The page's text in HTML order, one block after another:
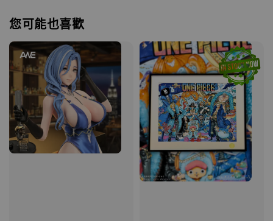
【店內現貨】七龍珠 系列蒐藏雕像 悟空 鳥山
明紀念款 [奇蹟工作室]
您可能也喜歡